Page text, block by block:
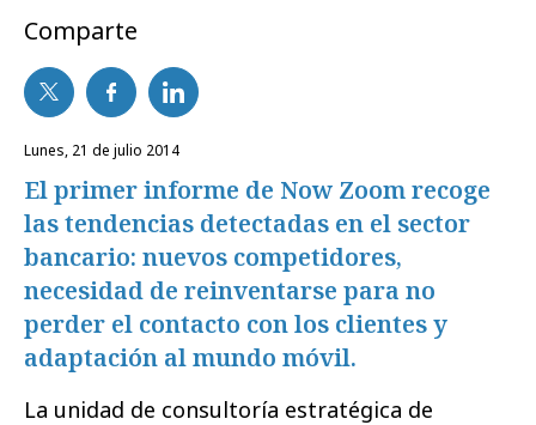
Comparte
lunes, 21 de julio 2014
El primer informe de Now Zoom recoge
las tendencias detectadas en el sector
bancario: nuevos competidores,
necesidad de reinventarse para no
perder el contacto con los clientes y
adaptación al mundo móvil.
La unidad de consultoría estratégica de